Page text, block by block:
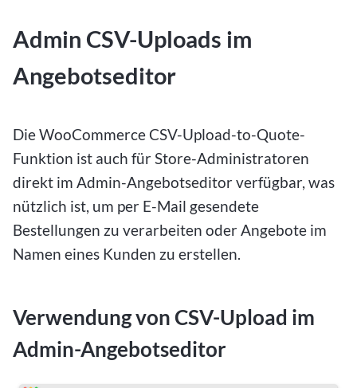
Admin CSV-Uploads im
Angebotseditor
Die WooCommerce CSV-Upload-to-Quote-
Funktion ist auch für Store-Administratoren
direkt im Admin-Angebotseditor verfügbar, was
nützlich ist, um per E-Mail gesendete
Bestellungen zu verarbeiten oder Angebote im
Namen eines Kunden zu erstellen.
Verwendung von CSV-Upload im
Admin-Angebotseditor